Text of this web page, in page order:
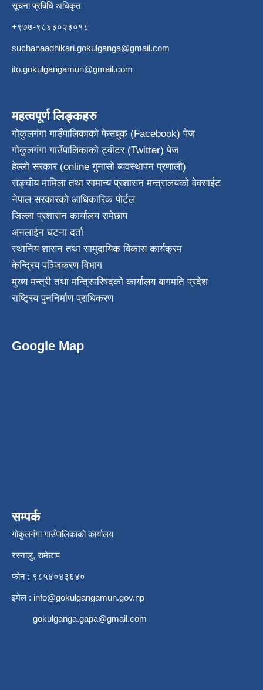
सूचना प्रबिधि अधिकृत
+९७७-९८६३०२३०१८
suchanaadhikari.gokulganga@gmail.com
ito.gokulgangamun@gmail.com
महत्वपूर्ण लिङ्कहरु
गोकुलगंगा गाउँपालिकाको फेसबुक (Facebook) पेज
गोकुलगंगा गाउँपालिकाको ट्वीटर (Twitter) पेज
हेल्लो सरकार (online गुनासो ब्यवस्थापन प्रणाली)
सङ्घीय मामिला तथा सामान्य प्रशासन मन्त्रालयको वेवसाईट
नेपाल सरकारको आधिकारिक पोर्टल
जिल्ला प्रशासन कार्यालय रामेछाप
अनलाईन घटना दर्ता
स्थानिय शासन तथा सामुदायिक विकास कार्यक्रम
केन्द्रिय पञ्जिकरण विभाग
मुख्य मन्त्री तथा मन्त्रिपरिषदको कार्यालय बागमति प्रदेश
राष्ट्रिय पुननिर्माण प्राधिकरण
Google Map
सम्पर्क
गोकुलगंगा गाउँपालिकाको कार्यालय
रस्नालु, रामेछाप
फोन : ९८५४०४३६४०
इमेल : info@gokulgangamun.gov.np
gokulganga.gapa@gmail.com